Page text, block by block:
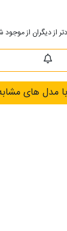
از دیگران از
مدل های